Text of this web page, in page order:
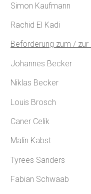
Simon Kaufmann
Rachid El Kadi
Beförderung zum /
Johannes Becker
Niklas Becker
Louis Brosch
Caner Celik
Malin Kabst
Tyrees Sanders
Fabian Schwaab